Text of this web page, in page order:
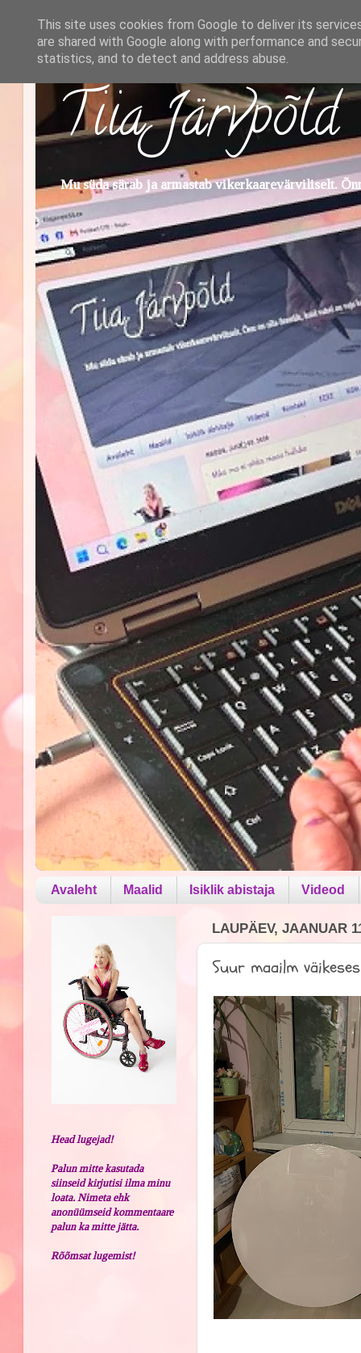
Tiia Järvpõld
Mu süda särab ja armastab vikerkaarevärviliselt.
Avaleht Maalid Isiklik abistaja Videod
LAUPÄEV, JAANUAR
Suur maailm
Head lugejad!
Palun mitte kasutada
siinseid kirjutisi ilma minu
loata. Nimeta ehk
anonüümseid kommentaare
palun ka mitte jätta.
Rõõmsat lugemist!
This site uses cookies from Google to deliver its
are shared with Google along with performance and
statistics, and to detect and address abuse.